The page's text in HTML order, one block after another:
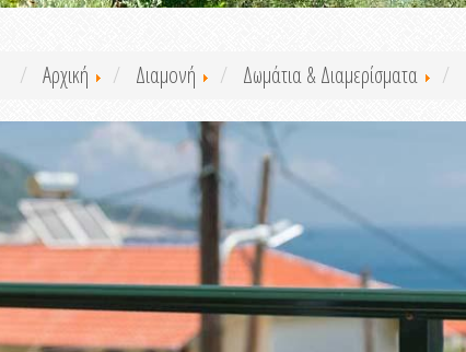
Αρχική Διαμονή Δωμάτια & Διαμερίσματα